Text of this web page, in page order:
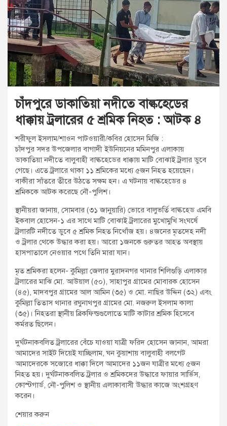
t
:
চাঁদপুরে ডাকাতিয়া নদীতে বাল্কহেডের
ধাক্কায় ট্রলারের ৫ শ্রমিক নিহত : আটক ৪
শরীফুল ইসলাম/শাওন পাটওয়ারী/কবির হোসেন মিজি :
চাঁদপুর সদর উপজেলার বাগাদী ইউনিয়নের মমিনপুর এলাকায়
ডাকাতিয়া নদীতে বালুবাহী বাল্কহেডের ধাক্কায় মাটি বোঝাই ট্রলার ডুবে
গেছে। এতে ট্রলারে থাকা ১১ শ্রমিকের মধ্যে ৫জন নিহত হয়েছেন।
বাকীরা সাঁতরে তীরে উঠতে সক্ষম হন। এ ঘটনায় বাল্কহেডের ৪
শ্রমিককে আটক করেছে নৌ-পুলিশ।
স্থানীয়রা জানায়, সোমবার (৩১ জানুয়ারি) ভোরে বালুভর্তি বাল্কহেড এমবি
ইকবাল হোসেন-১ এর সাথে মাটি বোঝাই ট্রলারের মুখোমুখি সংঘর্ষে
ট্রলারটি নদীতে ডুবে ৫ শ্রমিক নিহত নিখোঁজ হয়। ৪জনের মৃতদেহ নদী
ও ট্রলার থেকে উদ্ধার করা হয়। আরো ১জনকে গুরুতর আহত অবস্থায়
হাসপাতালে নেওয়ার পথে তিনি মারা যান।
মৃত শ্রমিকরা হলেন- কুমিল্লা জেলার মুরাদনগর থানার শিলিগুড়ি এলাকার
ট্রলারের মাঝি মো. আউয়াল (৫০), সাহাপুর গ্রামের মোবারক হোসেন
(৪৫), মাদবপুর গ্রামের আল আমিন (৩৫) ও মো. নাছির উদ্দিন (৩২) এবং
কুমিল্লা তিতাস থানার রঘুনাথপুর গ্রামের মো. নজরুল ইসলাম কালা
(৩৫)। নিহতরা স্থানীয় ব্রিকফিল্ডগুলোতে মাটি কাটার শ্রমিক হিসেবে
কর্মরত ছিলেন।
দুর্ঘটনাকবলিত ট্রলারের বেঁচে যাওয়া যাত্রী ফরিদ হোসেন জানান, আমরা
আমাদের সাইট দিয়েই যাচ্ছিলাম, ঘন কুয়াশায় বালুবাহী বলগেট
আমাদেরকে সজোরে ধাক্কা দিলে আমাদের ১১জন যাত্রীর মধ্যে ৫জন
নিহত হয়। দুর্ঘটনাকবলিত ট্রলার ও শ্রমিকদের উদ্ধারে ফায়ার সার্ভিস,
কোস্টগার্ড, নৌ-পুলিশ ও স্থানীয় এলাকাবাসী উদ্ধার কাজে অংশগ্রহণ
করেন।
শেয়ার করুন